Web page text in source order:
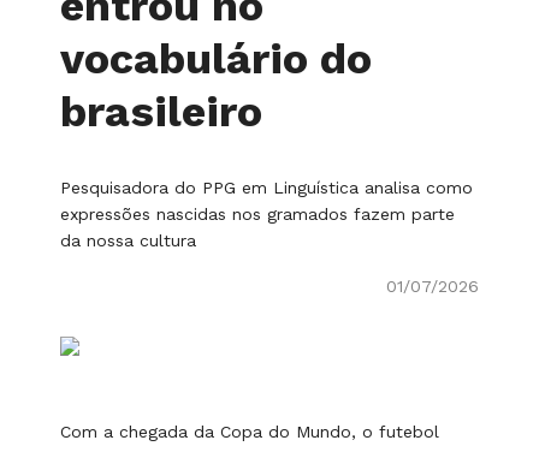
vocabulário do
brasileiro
Pesquisadora do PPG em Linguística analisa como
expressões nascidas nos gramados fazem parte
da nossa cultura
01/07/2026
Com a chegada da Copa do Mundo, o futebol